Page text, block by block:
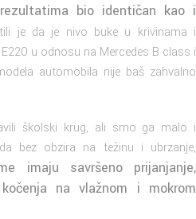
bio identičan kao i
je da je nivo buke u krivinama i
u odnosu na Mercedes B class i
automobila nije baš zahvalno
školski krug, ali smo ga malo i
bez obzira na težinu i ubrzanje,
imaju savršeno prijanjanje,
na vlažnom i mokrom